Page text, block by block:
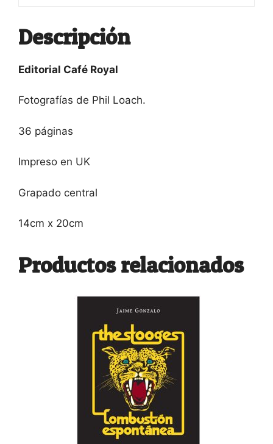
Descripción
Editorial Café Royal
Fotografías de Phil Loach.
36 páginas
Impreso en UK
Grapado central
14cm x 20cm
Productos relacionados